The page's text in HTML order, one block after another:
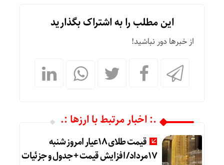
این مطلب را به اشتراک بگذارید
از خبرها دور نباشید!
.: اخبار مرتبط با ارزها :.
قیمت طلای 18عیار امروز شنبه
17مرداد/ افزایش قیمت + جدول و جزئیات